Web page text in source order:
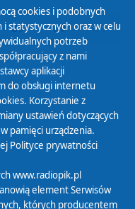
29 30 01
cookies i podobnych
statystycznych oraz w celu
potrzeb
z nami
aplikacji
do obsługi internetu
Korzystanie z
ustawień dotyczących
pamięci urządzenia.
Polityce prywatności
www.radiopik.pl
element Serwisów
których producentem